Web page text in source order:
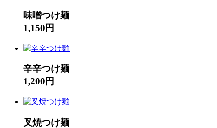
味噌つけ麺
1,150円
辛辛つけ麺
1,200円
叉焼つけ麺